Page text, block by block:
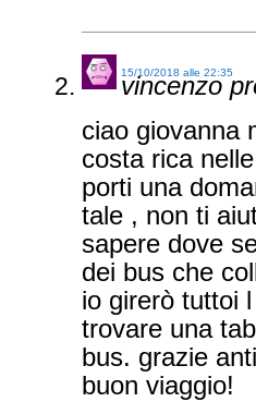
vincenzo
15/10/2018 alle 22:35
ciao giovanna
costa rica
porti una
tale , non ti
sapere dove
dei bus che
io girerò tuttoi
trovare una
bus. grazie
buon viaggio!